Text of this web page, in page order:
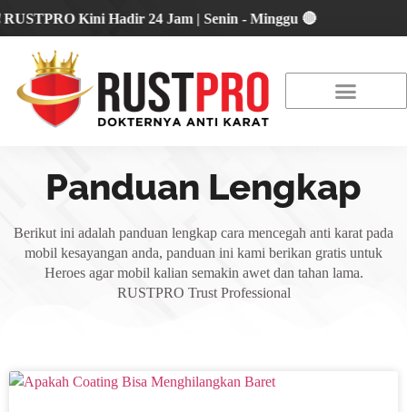
Kini Hadir 24 Jam | Senin - Minggu 🔴
Panduan Lengkap
Berikut ini adalah panduan lengkap cara mencegah anti karat pada
mobil kesayangan anda, panduan ini kami berikan gratis untuk
Heroes agar mobil kalian semakin awet dan tahan lama.
RUSTPRO Trust Professional